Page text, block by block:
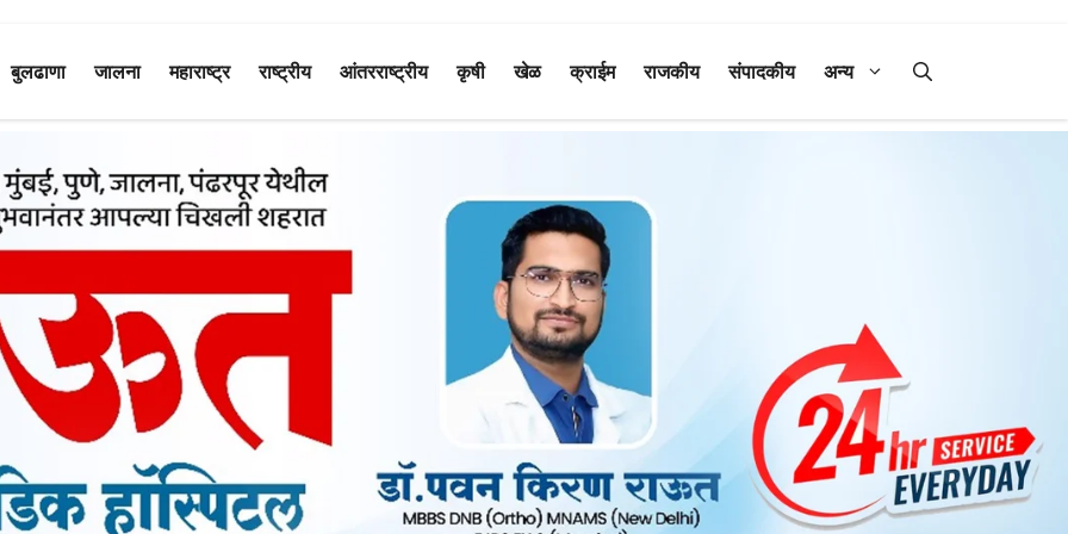
बुलढाणा जालना महाराष्ट्र राष्ट्रीय आंतरराष्ट्रीय कृषी खेळ क्राईम राजकीय संपादकीय अन्य